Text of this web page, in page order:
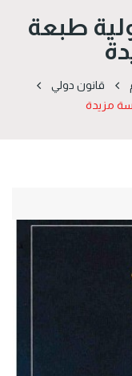
طبعة
قانون دولي
مزيدة